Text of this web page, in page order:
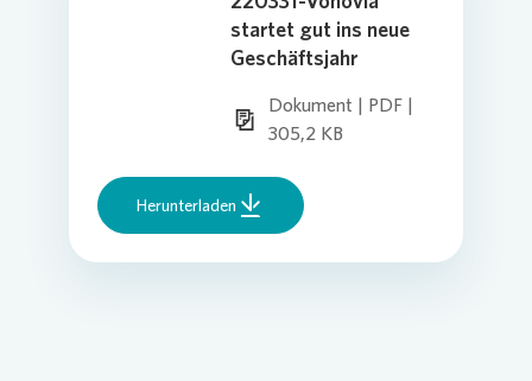
startet gut ins neue
Geschäftsjahr
Dokument | PDF |
305,2 KB
Herunterladen